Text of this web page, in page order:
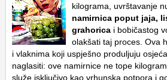
kilograma, uvrštavanje
namirnica poput jaja,
grahorica i bobičastog
olakšati taj proces. Ova
i vlaknima koji uspješno produljuju
naglasiti: ove namirnice ne tope
služe isključivo kao vrhunska potpora i